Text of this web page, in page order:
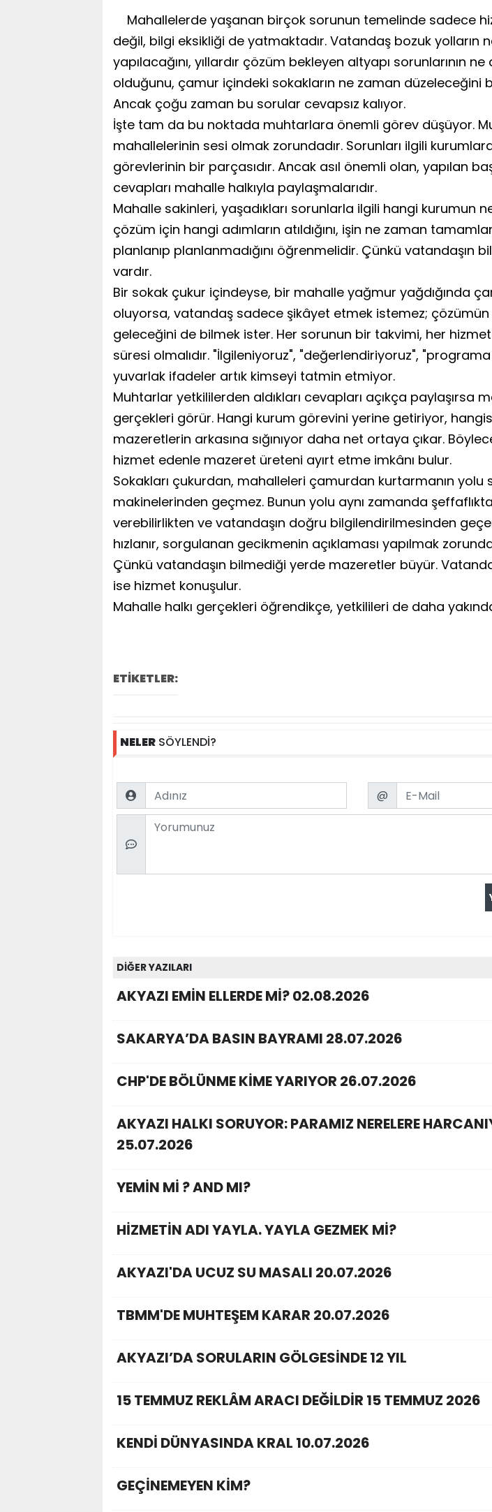
Mahallelerde yaşanan birçok sorunun temelinde sadece
değil, bilgi eksikliği de yatmaktadır. Vatandaş bozuk yolların
yapılacağını, yıllardır çözüm bekleyen altyapı sorunlarının
olduğunu, çamur içindeki sokakların ne zaman düzeleceğini
Ancak çoğu zaman bu sorular cevapsız kalıyor.
İşte tam da bu noktada muhtarlara önemli görev düşüyor.
mahallelerinin sesi olmak zorundadır. Sorunları ilgili
görevlerinin bir parçasıdır. Ancak asıl önemli olan, yapılan
cevapları mahalle halkıyla paylaşmalarıdır.
Mahalle sakinleri, yaşadıkları sorunlarla ilgili hangi kurumun
çözüm için hangi adımların atıldığını, işin ne zaman
planlanıp planlanmadığını öğrenmelidir. Çünkü vatandaşın
vardır.
Bir sokak çukur içindeyse, bir mahalle yağmur yağdığında
oluyorsa, vatandaş sadece şikâyet etmek istemez;
geleceğini de bilmek ister. Her sorunun bir takvimi, her
süresi olmalıdır. "İlgileniyoruz", "değerlendiriyoruz", "programa
yuvarlak ifadeler artık kimseyi tatmin etmiyor.
Muhtarlar yetkililerden aldıkları cevapları açıkça paylaşırsa
gerçekleri görür. Hangi kurum görevini yerine getiriyor, hangisi
mazeretlerin arkasına sığınıyor daha net ortaya çıkar.
hizmet edenle mazeret üreteni ayırt etme imkânı bulur.
Sokakları çukurdan, mahalleleri çamurdan kurtarmanın yolu
makinelerinden geçmez. Bunun yolu aynı zamanda
verebilirlikten ve vatandaşın doğru bilgilendirilmesinden
hızlanır, sorgulanan gecikmenin açıklaması yapılmak zorunda
Çünkü vatandaşın bilmediği yerde mazeretler büyür.
ise hizmet konuşulur.
Mahalle halkı gerçekleri öğrendikçe, yetkilileri de daha
ETİKETLER:
NELER SÖYLENDİ?
Name Email
@
Comment
DİĞER YAZILARI
AKYAZI EMİN ELLERDE Mİ? 02.08.2026
SAKARYA’DA BASIN BAYRAMI 28.07.2026
CHP'DE BÖLÜNME KİME YARIYOR 26.07.2026
AKYAZI HALKI SORUYOR: PARAMIZ NERELERE
25.07.2026
YEMİN Mİ ? AND MI?
HİZMETİN ADI YAYLA. YAYLA GEZMEK Mİ?
AKYAZI'DA UCUZ SU MASALI 20.07.2026
TBMM'DE MUHTEŞEM KARAR 20.07.2026
AKYAZI’DA SORULARIN GÖLGESİNDE 12 YIL
15 TEMMUZ REKLÂM ARACI DEĞİLDİR 15 TEMMUZ 2026
KENDİ DÜNYASINDA KRAL 10.07.2026
GEÇİNEMEYEN KİM?